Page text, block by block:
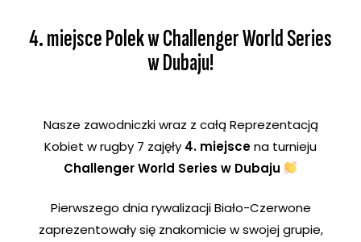
4. miejsce Polek w Challenger World Series
w Dubaju!
Nasze zawodniczki wraz z całą Reprezentacją
Kobiet w rugby 7 zajęły 4. miejscena turnieju
Challenger World Series w Dubaju
Pierwszego dnia rywalizacji Biało-Czerwone
zaprezentowały się znakomicie w swojej grupie,